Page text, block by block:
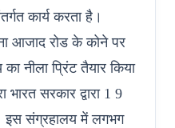
कार्य करता है।
आजाद रोड के कोने पर
नीला प्रिंट तैयार किया
भारत सरकार द्वारा 1 9
इस संग्रहालय में लगभग